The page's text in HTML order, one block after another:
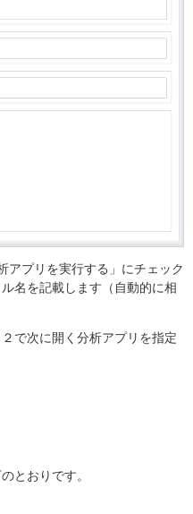
アプリを実行する」にチェック
名を記載します（自動的に相
で次に開く分析アプリを指定
とおりです。